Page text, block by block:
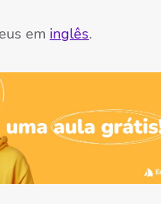
em inglês.